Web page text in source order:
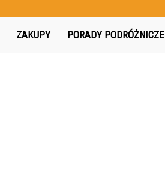
ZAKUPY PORADY PODRÓŻNICZE